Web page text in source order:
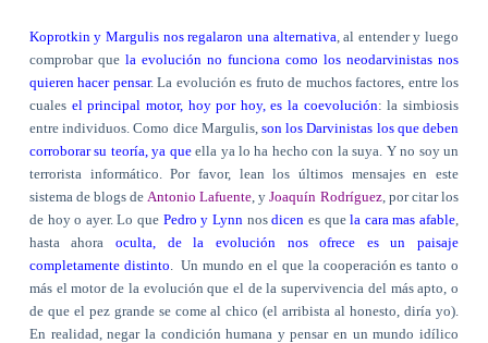
Koprotkin y Margulis nos regalaron una alternativa , al entender y luego
comprobar que la evolución no funciona como los neodarvinistas nos
quieren hacer pensar. La evolución es fruto de muchos factores, entre los
cuales el principal motor, hoy por hoy, es la coevolución: la simbiosis
entre individuos. Como dice Margulis, son los Darvinistas los que deben
corroborar su teoría, ya queella ya lo ha hecho con la suya. Y no soy un
terrorista informático. Por favor, lean los últimos mensajes en este
sistema de blogs de Antonio Lafuente, yJoaquín Rodríguez, por citar los
de hoy o ayer. Lo que Pedro y Lynn nosdicen es quela cara mas afable
hasta ahora oculta, de la evolución nos ofrece es un paisaje
completamente distinto
Un mundo en el que la cooperación es tanto o
más el motor de la evolución que el de la supervivencia del más apto, o
de que el pez grande se come al chico (el arribista al honesto, diría yo).
En realidad, negar la condición humana y pensar en un mundo idílico